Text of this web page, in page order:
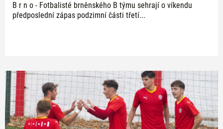
B r n o - Fotbalisté brněnského B týmu sehrají o víkendu
předposlední zápas podzimní části třetí...